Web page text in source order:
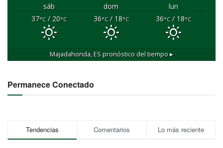
sáb dom
lun
37°C/ 20°C 36°C/ 18°C 36°C/ 18°C
Majadahonda, ESpronóstico del tiempo ▸
Permanece Conectado
Tendencias Comentarios Lo más reciente